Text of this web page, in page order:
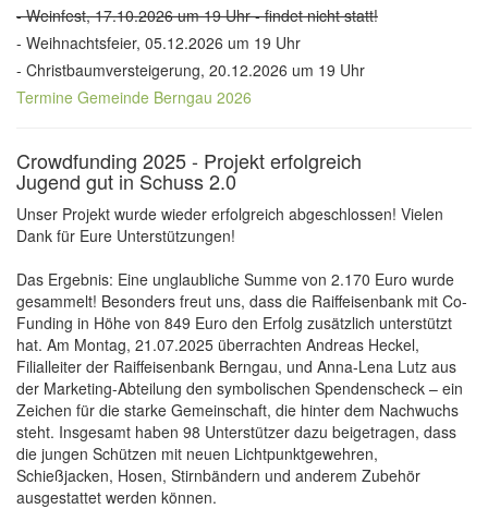
- Weinfest, 17.10.2026 um 19 Uhr - findet nicht statt!
- Weihnachtsfeier, 05.12.2026 um 19 Uhr
- Christbaumversteigerung, 20.12.2026 um 19 Uhr
Termine Gemeinde Berngau 2026
Crowdfunding 2025 - Projekt erfolgreich
Jugend gut in Schuss 2.0
Unser Projekt wurde wieder erfolgreich abgeschlossen! Vielen
Dank für Eure Unterstützungen!
Das Ergebnis: Eine unglaubliche Summe von 2.170 Euro wurde
gesammelt! Besonders freut uns, dass die Raiffeisenbank mit Co-
Funding in Höhe von 849 Euro den Erfolg zusätzlich unterstützt
hat. Am Montag, 21.07.2025 überrachten Andreas Heckel,
Filialleiter der Raiffeisenbank Berngau, und Anna-Lena Lutz aus
der Marketing-Abteilung den symbolischen Spendenscheck – ein
Zeichen für die starke Gemeinschaft, die hinter dem Nachwuchs
steht. Insgesamt haben 98 Unterstützer dazu beigetragen, dass
die jungen Schützen mit neuen Lichtpunktgewehren,
Schießjacken, Hosen, Stirnbändern und anderem Zubehör
ausgestattet werden können.